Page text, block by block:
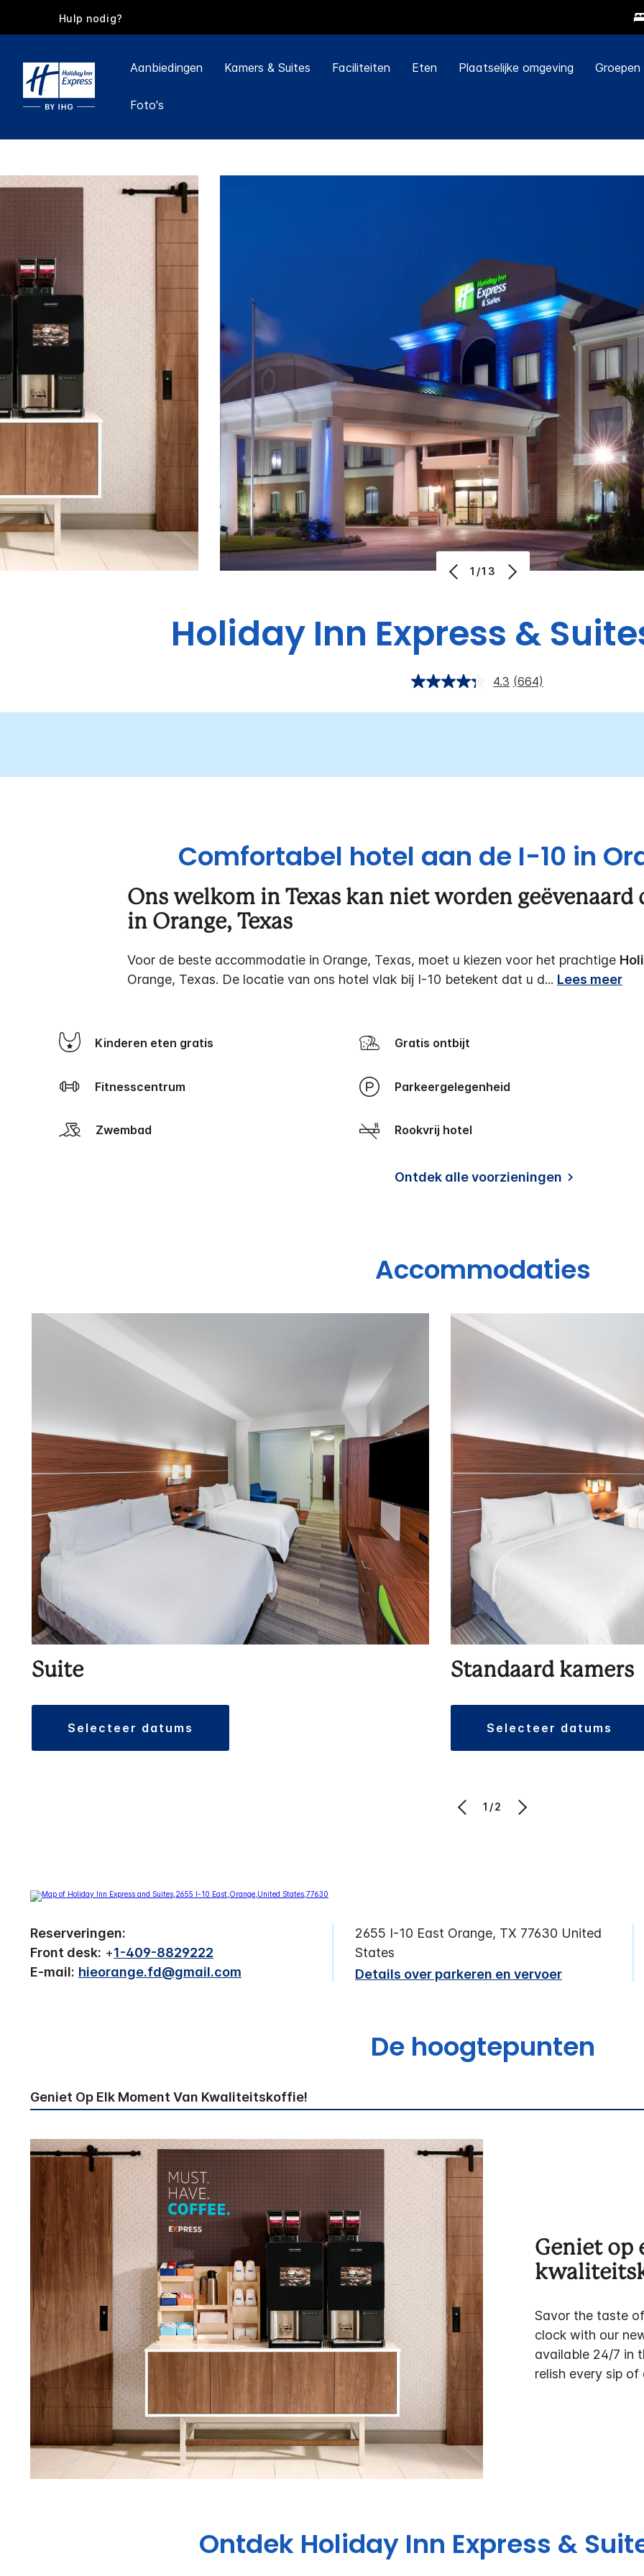
Hulp nodig?
Aanbiedingen Kamers & Suites Faciliteiten Eten Plaatselijke omgeving
Foto's
1/13
Holiday Inn Express &
4.3 (664)
Comfortabel hotel aan de I-10 in
Ons welkom in Texas kan niet worden geëvenaard
in Orange, Texas
Voor de beste accommodatie in Orange, Texas, moet u kiezen voor het prachtige
Orange, Texas. De locatie van ons hotel vlak bij I-10 betekent dat u d... Lees meer
Kinderen eten gratis Gratis ontbijt
Fitnesscentrum Parkeergelegenheid
Zwembad Rookvrij hotel
Ontdek alle voorzieningen
Accommodaties
Suite
selecteer datums
Standaard kamers
selecteer datums
1/2
Reserveringen:
Front desk: +1-409-8829222
E-mail: hieorange.fd@gmail.com
2655 I-10 East Orange, TX 77630 United
States
Details over parkeren en vervoer
De hoogtepunten
Geniet Op Elk Moment Van Kwaliteitskoffie!
Geniet op
Savor the taste
clock with our
available 24/7 in
relish every sip
Ontdek Holiday Inn Express &